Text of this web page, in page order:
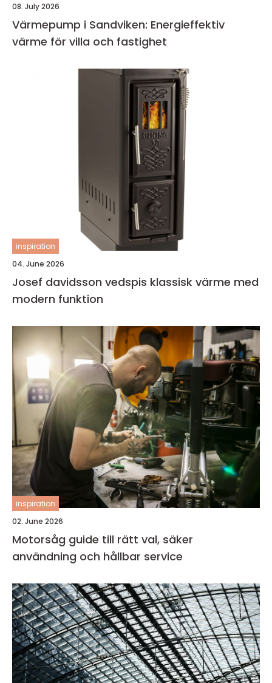
08. July 2026
Värmepump i Sandviken: Energieffektiv
värme för villa och fastighet
inspiration
04. June 2026
Josef davidsson vedspis klassisk värme med
modern funktion
inspiration
02. June 2026
Motorsåg guide till rätt val, säker
användning och hållbar service